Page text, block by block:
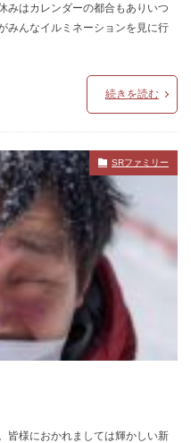
みはカレンダーの都合もありいつ
みんなイルミネーションを見に行
続きを読む
SRファミリー
皆様におかれましては輝かしい新